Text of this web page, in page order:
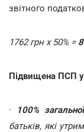
звітного
1762 грн х 50% =
Підвищена ПСП у
· 100%
батьків, які